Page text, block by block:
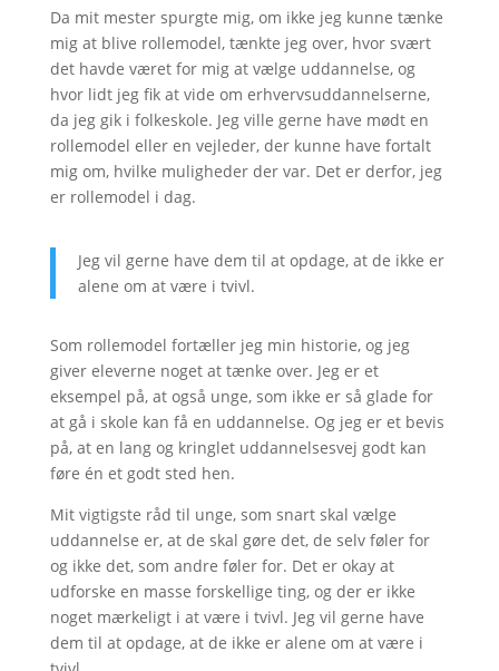
Da mit mester spurgte mig, om ikke jeg kunne tænke
mig at blive rollemodel, tænkte jeg over, hvor svært
det havde været for mig at vælge uddannelse, og
hvor lidt jeg fik at vide om erhvervsuddannelserne,
da jeg gik i folkeskole. Jeg ville gerne have mødt en
rollemodel eller en vejleder, der kunne have fortalt
mig om, hvilke muligheder der var. Det er derfor, jeg
er rollemodel i dag.
Jeg vil gerne have dem til at opdage, at de ikke er
alene om at være i tvivl.
Som rollemodel fortæller jeg min historie, og jeg
giver eleverne noget at tænke over. Jeg er et
eksempel på, at også unge, som ikke er så glade for
at gå i skole kan få en uddannelse. Og jeg er et bevis
på, at en lang og kringlet uddannelsesvej godt kan
føre én et godt sted hen.
Mit vigtigste råd til unge, som snart skal vælge
uddannelse er, at de skal gøre det, de selv føler for
og ikke det, som andre føler for. Det er okay at
udforske en masse forskellige ting, og der er ikke
noget mærkeligt i at være i tvivl. Jeg vil gerne have
dem til at opdage, at de ikke er alene om at være i